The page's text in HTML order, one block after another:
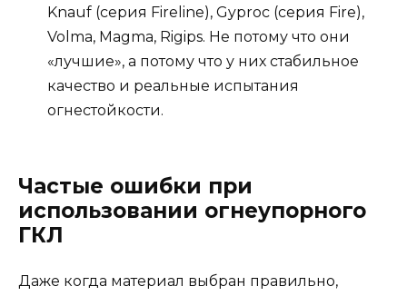
Knauf (серия Fireline), Gyproc (серия Fire),
Volma, Magma, Rigips. Не потому что они
«лучшие», а потому что у них стабильное
качество и реальные испытания
огнестойкости.
Частые ошибки при
использовании огнеупорного
ГКЛ
Даже когда материал выбран правильно,